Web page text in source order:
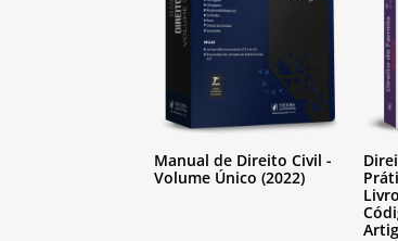
Manual de Direito Civil -
Volume Único (2022)